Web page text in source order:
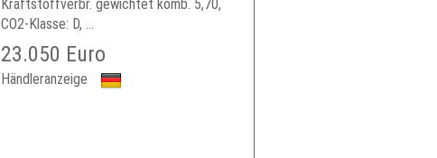
Kraftstoffverbr. gewichtet komb. 5,70,
CO2-Klasse: D, ...
23.050 Euro
Händleranzeige